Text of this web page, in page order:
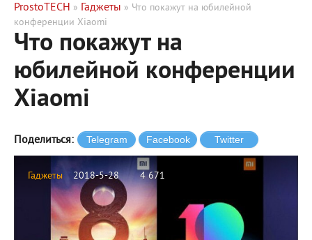
ProstoTECH » Гаджеты » Что покажут на юбилейной
конференции Xiaomi
Что покажут на
юбилейной конференции
Xiaomi
Поделиться:
Гаджеты 2018-5-28 4 671